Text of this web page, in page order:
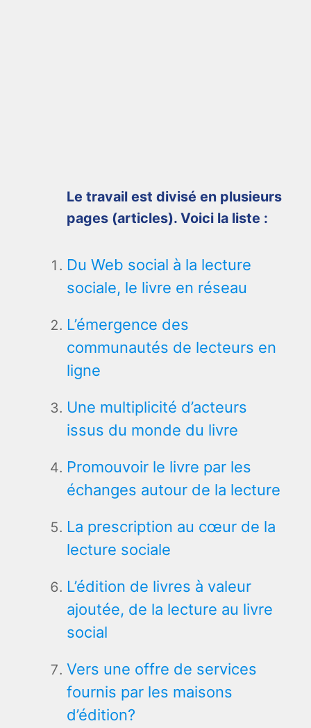
Le travail est divisé en plusieurs
pages (articles). Voici la liste :
Du Web social à la lecture
sociale, le livre en réseau
L’émergence des
communautés de lecteurs en
ligne
Une multiplicité d’acteurs
issus du monde du livre
Promouvoir le livre par les
échanges autour de la lecture
La prescription au cœur de la
lecture sociale
L’édition de livres à valeur
ajoutée, de la lecture au livre
social
Vers une offre de services
fournis par les maisons
d’édition?